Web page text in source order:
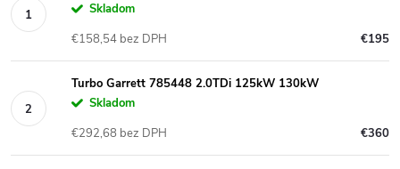
Skladom
€195
€158,54 bez DPH
Turbo Garrett 785448 2.0TDi 125kW 130kW
Skladom
€360
€292,68 bez DPH